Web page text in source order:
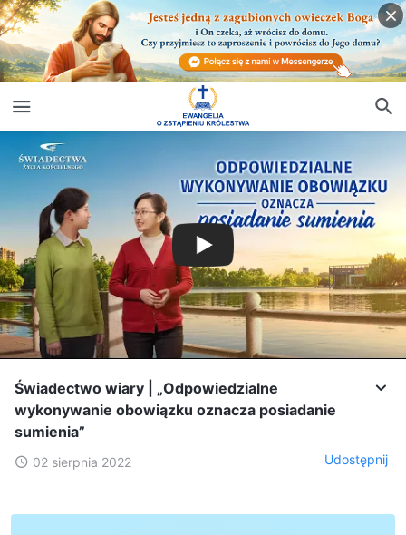
Świadectwo wiary | „Odpowiedzialne
wykonywanie obowiązku oznacza posiadanie
sumienia”
02 sierpnia 2022 Udostępnij